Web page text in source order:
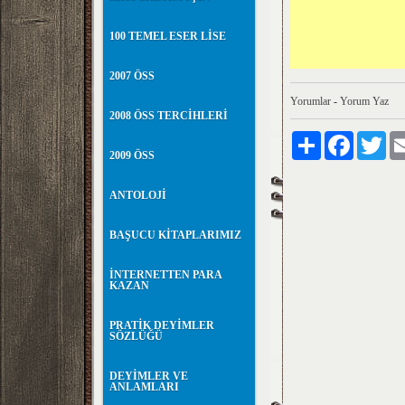
100 TEMEL ESER LİSE
2007 ÖSS
2008 ÖSS TERCİHLERİ
2009 ÖSS
ANTOLOJİ
BAŞUCU KİTAPLARIMIZ
İNTERNETTEN PARA
KAZAN
PRATİK DEYİMLER
SÖZLÜĞÜ
DEYİMLER VE
ANLAMLARI
Yorumlar - Yorum Yaz
Paylaş Facebook